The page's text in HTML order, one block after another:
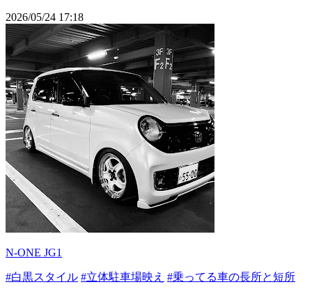
2026/05/24 17:18
N-ONE JG1
#白黒スタイル #立体駐車場映え #乗ってる車の長所と短所